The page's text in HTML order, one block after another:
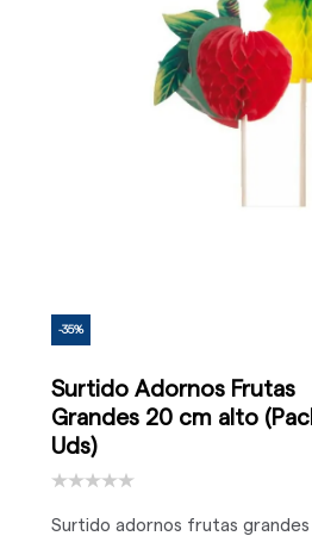
-35%
Surtido Adornos Frutas
Grandes 20 cm alto
Uds)
Surtido adornos frutas